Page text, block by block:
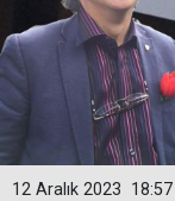
18:57
12 Aralık 2023